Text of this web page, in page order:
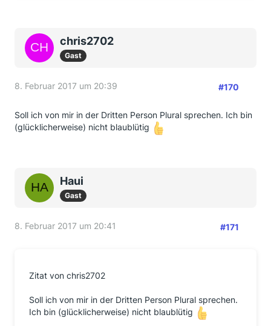
chris2702
Gast
8. Februar 2017 um 20:39 #170
Soll ich von mir in der Dritten Person Plural sprechen. Ich bin
(glücklicherweise) nicht blaublütig
Haui
Gast
8. Februar 2017 um 20:41 #171
Zitat von chris2702
Soll ich von mir in der Dritten Person Plural sprechen.
Ich bin (glücklicherweise) nicht blaublütig